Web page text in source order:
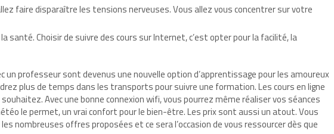
faire disparaître les tensions nerveuses. Vous allez vous concentrer sur votre
santé. Choisir de suivre des cours sur Internet, c’est opter pour la facilité, la
un professeur sont devenus une nouvelle option d’apprentissage pour les amoureux
plus de temps dans les transports pour suivre une formation. Les cours en ligne
Avec une bonne connexion wifi, vous pourrez même réaliser vos séances
le permet, un vrai confort pour le bien-être. Les prix sont aussi un atout. Vous
nombreuses offres proposées et ce sera l’occasion de vous ressourcer dès que